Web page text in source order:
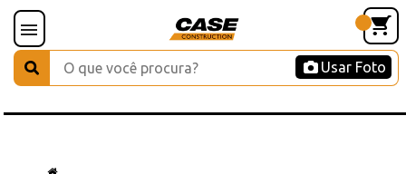
Usar Foto